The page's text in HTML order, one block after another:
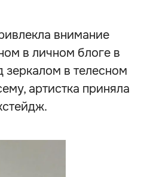
внимание
в личном блоге в
в телесном
артистка приняла